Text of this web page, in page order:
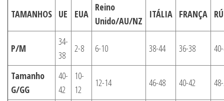
TAMANHOS UE EUA
Reino
Unido/AU/NZ
ITÁLIA FRANÇA
P/M
34-
38
2-8 6-10 38-44 36-38
Tamanho
G/GG
40-
42
10-
12
12-14 46-48 40-42